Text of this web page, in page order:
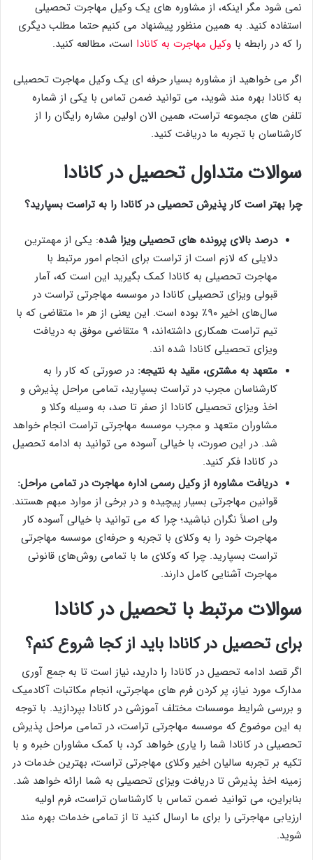
نمی شود مگر اینکه، از مشاوره های یک وکیل مهاجرت تحصیلی
استفاده کنید. به همین منظور پیشنهاد می کنیم حتما مطلب دیگری
را که در رابطه با وکیل مهاجرت به کانادا است، مطالعه کنید.
اگر می خواهید از مشاوره بسیار حرفه ای یک وکیل مهاجرت تحصیلی
به کانادا بهره مند شوید، می توانید ضمن تماس با یکی از شماره
تلفن های مجموعه تراست، همین الان اولین مشاره رایگان را از
کارشناسان با تجربه ما دریافت کنید.
سوالات متداول تحصیل در کانادا
چرا بهتر است کار پذیرش تحصیلی در کانادا را به تراست بسپارید؟
درصد بالای پرونده های تحصیلی ویزا شده: یکی از مهمترین
دلایلی که لازم است از تراست برای انجام امور مرتبط با
مهاجرت تحصیلی به کانادا کمک بگیرید این است که، آمار
قبولی ویزای تحصیلی کانادا در موسسه مهاجرتی تراست در
سال‌های اخیر ۹۰٪ بوده است. این یعنی از هر ۱۰ متقاضی که با
تیم تراست همکاری داشته‌اند، ۹ متقاضی موفق به دریافت
ویزای تحصیلی کانادا شده اند.
متعهد به مشتری، مقید به نتیجه: در صورتی که کار را به
کارشناسان مجرب در تراست بسپارید، تمامی مراحل پذیرش و
اخذ ویزای تحصیلی کانادا از صفر تا صد، به وسیله وکلا و
مشاوران متعهد و مجرب موسسه مهاجرتی تراست انجام خواهد
شد. در این صورت، با خیالی آسوده می توانید به ادامه تحصیل
در کانادا فکر کنید.
دریافت مشاوره از وکیل رسمی اداره مهاجرت در تمامی مراحل:
قوانین مهاجرتی بسیار پیچیده و در برخی از موارد مبهم هستند.
ولی اصلاً نگران نباشید؛ چرا که می توانید با خیالی آسوده کار
مهاجرت خود را به وکلای با تجربه و حرفه‌ای موسسه مهاجرتی
تراست بسپارید. چرا که وکلای ما با تمامی روش‌های قانونی
مهاجرت آشنایی کامل دارند.
سوالات مرتبط با تحصیل در کانادا
برای تحصیل در کانادا باید از کجا شروع کنم؟
اگر قصد ادامه تحصیل در کانادا را دارید، نیاز است تا به جمع آوری
مدارک مورد نیاز، پر کردن فرم های مهاجرتی، انجام مکاتبات آکادمیک
و بررسی شرایط موسسات مختلف آموزشی در کانادا بپردازید. با توجه
به این موضوع که موسسه مهاجرتی تراست، در تمامی مراحل پذیرش
تحصیلی در کانادا شما را یاری خواهد کرد، با کمک مشاوران خبره و با
تکیه بر تجربه سالیان اخیر وکلای مهاجرتی تراست، بهترین خدمات در
زمینه اخذ پذیرش تا دریافت ویزای تحصیلی به شما ارائه خواهد شد.
بنابراین، می توانید ضمن تماس با کارشناسان تراست، فرم اولیه
ارزیابی مهاجرتی را برای ما ارسال کنید تا از تمامی خدمات بهره مند
شوید.